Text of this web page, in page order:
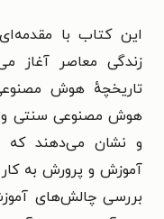
این کتاب با
زندگی معاصر
تاریخچهٔ هوش
هوش مصنوعی سنتی و
و نشان می‌دهند که
آموزش و پرورش به
بررسی چالش‌های